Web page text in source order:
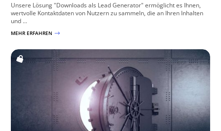
Unsere Lösung "Downloads als Lead Generator" ermöglicht es Ihnen,
wertvolle Kontaktdaten von Nutzern zu sammeln, die an Ihren Inhalten
und ...
MEHR ERFAHREN $